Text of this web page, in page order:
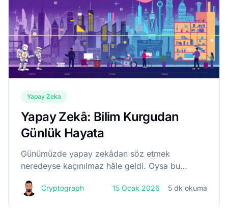
Yapay Zeka
Yapay Zekâ: Bilim Kurgudan
Günlük Hayata
Günümüzde yapay zekâdan söz etmek
neredeyse kaçınılmaz hâle geldi. Oysa bu
kavram, son yıllarda ortaya çıkmış bir buluş
değil; kökeni 1950’li yıllara uzanan uzun bir
Cryptograph 15 Ocak 2026 5 dk okuma